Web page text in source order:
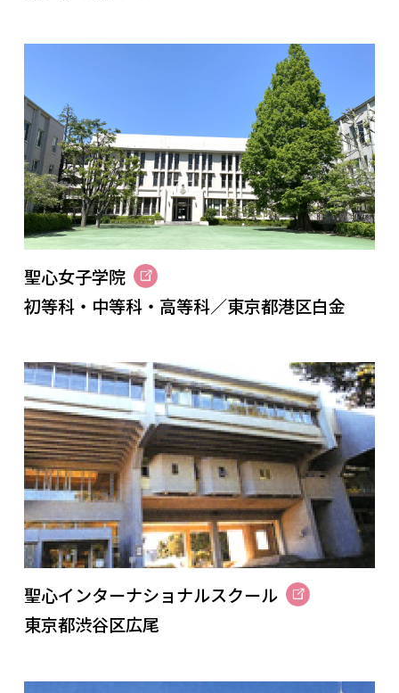
聖心女子学院
初等科・中等科・高等科／東京都港区白金
聖心インターナショナルスクール
東京都渋谷区広尾